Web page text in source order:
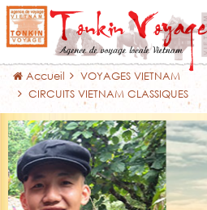
Accueil
VOYAGES VIETNAM
CIRCUITS VIETNAM CLASSIQUES